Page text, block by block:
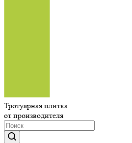
Тротуарная плитка
от производителя